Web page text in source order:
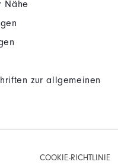
Nähe
zur allgemeinen
COOKIE-RICHTLINIE